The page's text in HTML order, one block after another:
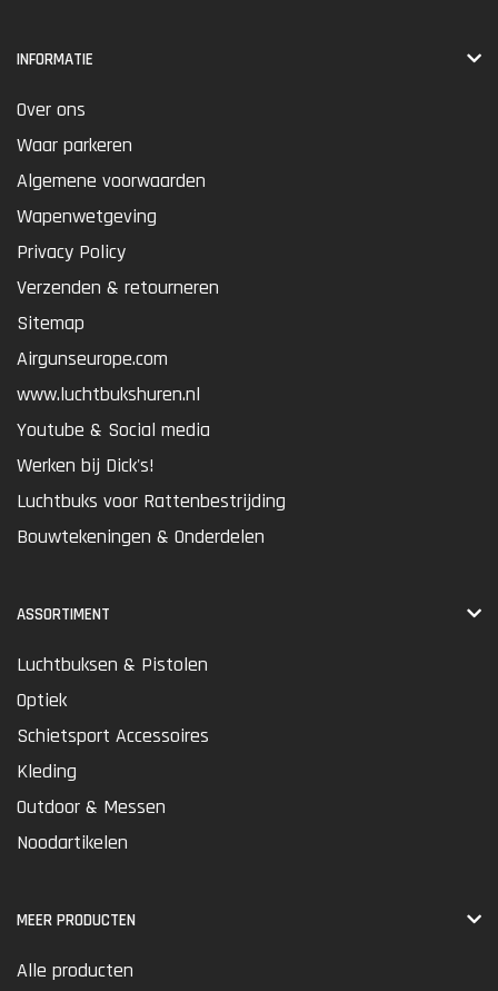
INFORMATIE
Over ons
Waar parkeren
Algemene voorwaarden
Wapenwetgeving
Privacy Policy
Verzenden & retourneren
Sitemap
Airgunseurope.com
www.luchtbukshuren.nl
Youtube & Social media
Werken bij Dick's!
Luchtbuks voor Rattenbestrijding
Bouwtekeningen & Onderdelen
ASSORTIMENT
Luchtbuksen & Pistolen
Optiek
Schietsport Accessoires
Kleding
Outdoor & Messen
Noodartikelen
MEER PRODUCTEN
Alle producten